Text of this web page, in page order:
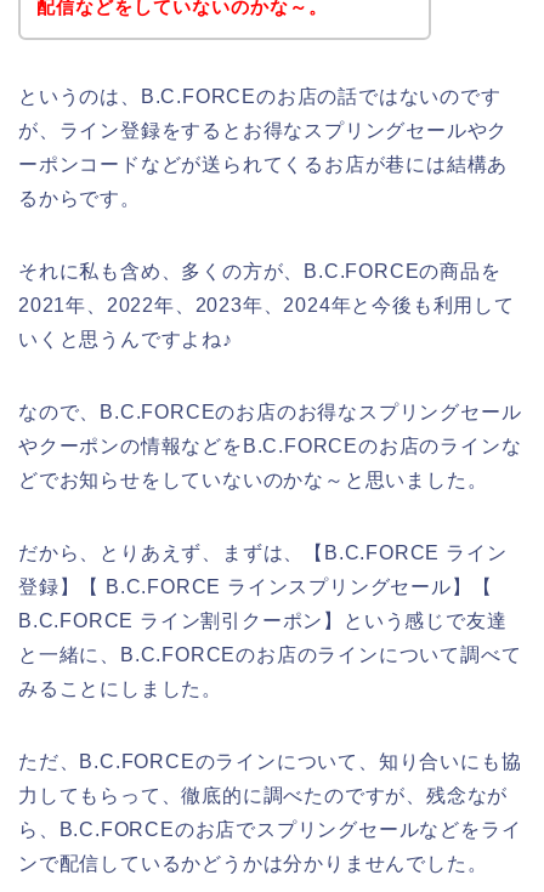
配信などをしていないのかな～。
というのは、B.C.FORCEのお店の話ではないのです
が、ライン登録をするとお得なスプリングセールやク
ーポンコードなどが送られてくるお店が巷には結構あ
るからです。
それに私も含め、多くの方が、B.C.FORCEの商品を
2021年、2022年、2023年、2024年と今後も利用して
いくと思うんですよね♪
なので、B.C.FORCEのお店のお得なスプリングセール
やクーポンの情報などをB.C.FORCEのお店のラインな
どでお知らせをしていないのかな～と思いました。
だから、とりあえず、まずは、【B.C.FORCE ライン
登録】【 B.C.FORCE ラインスプリングセール】【
B.C.FORCE ライン割引クーポン】という感じで友達
と一緒に、B.C.FORCEのお店のラインについて調べて
みることにしました。
ただ、B.C.FORCEのラインについて、知り合いにも協
力してもらって、徹底的に調べたのですが、残念なが
ら、B.C.FORCEのお店でスプリングセールなどをライ
ンで配信しているかどうかは分かりませんでした。